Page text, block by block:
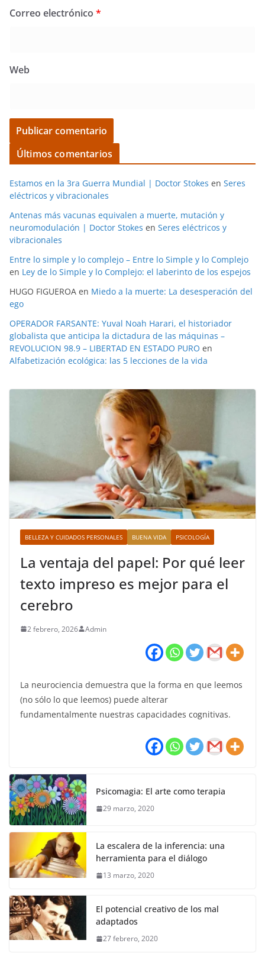
Correo electrónico *
Web
Últimos comentarios
Estamos en la 3ra Guerra Mundial | Doctor Stokes en Seres
eléctricos y vibracionales
Antenas más vacunas equivalen a muerte, mutación y
neuromodulación | Doctor Stokes en Seres eléctricos y
vibracionales
Entre lo simple y lo complejo – Entre lo Simple y lo Complejo
en Ley de lo Simple y lo Complejo: el laberinto de los espejos
HUGO FIGUEROA en Miedo a la muerte: La desesperación del
ego
OPERADOR FARSANTE: Yuval Noah Harari, el historiador
globalista que anticipa la dictadura de las máquinas –
REVOLUCION 98.9 – LIBERTAD EN ESTADO PURO en
Alfabetización ecológica: las 5 lecciones de la vida
BELLEZA Y CUIDADOS PERSONALES BUENA VIDA PSICOLOGÍA
La ventaja del papel: Por qué leer
texto impreso es mejor para el
cerebro
2 febrero, 2026 Admin
La neurociencia demuestra que la forma en que leemos
(no sólo lo que leemos) puede alterar
fundamentalmente nuestras capacidades cognitivas.
Psicomagia: El arte como terapia
29 marzo, 2020
La escalera de la inferencia: una
herramienta para el diálogo
13 marzo, 2020
El potencial creativo de los mal
adaptados
27 febrero, 2020